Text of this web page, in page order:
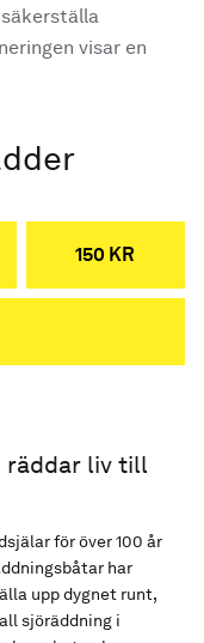
visar en
150 KR
räddar liv till
för över 100 år
har
upp dygnet runt,
sjöräddning i